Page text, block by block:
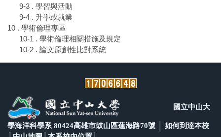
9-3 . 學習與活動
9-4 . 升學或就業
10 . 學術倫理專區
10-1 . 學術倫理相關措施及規定
10-2 . 論文原創性比對系統
國立中山大
學海洋科學系 80424高雄市鼓山區蓮海路70號 │ 如何到達本校